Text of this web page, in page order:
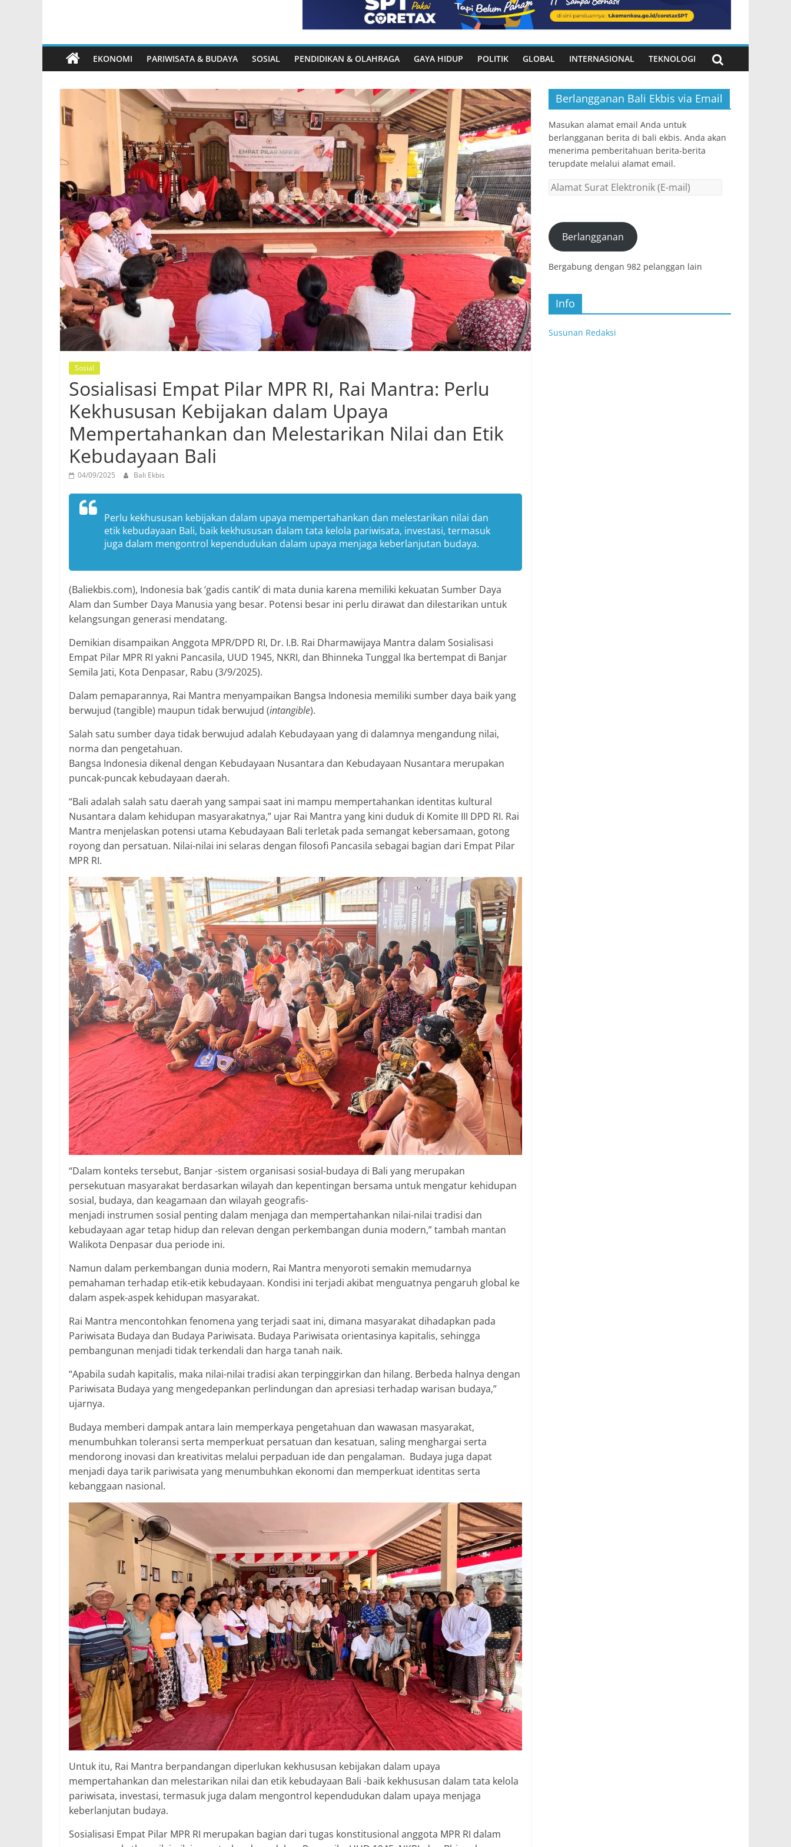
EKONOMI PARIWISATA & BUDAYA SOSIAL PENDIDIKAN & OLAHRAGA GAYA HIDUP POLITIK GLOBAL INTERNASIONAL TEKNOLOGI
Sosial
Sosialisasi Empat Pilar MPR RI, Rai Mantra: Perlu
Kekhususan Kebijakan dalam Upaya
Mempertahankan dan Melestarikan Nilai dan Etik
Kebudayaan Bali
04/09/2025 Bali Ekbis
Perlu kekhususan kebijakan dalam upaya mempertahankan dan melestarikan nilai dan
etik kebudayaan Bali, baik kekhususan dalam tata kelola pariwisata, investasi, termasuk
juga dalam mengontrol kependudukan dalam upaya menjaga keberlanjutan budaya.
(Baliekbis.com), Indonesia bak ‘gadis cantik’ di mata dunia karena memiliki kekuatan Sumber Daya
Alam dan Sumber Daya Manusia yang besar. Potensi besar ini perlu dirawat dan dilestarikan untuk
kelangsungan generasi mendatang.
Demikian disampaikan Anggota MPR/DPD RI, Dr. I.B. Rai Dharmawijaya Mantra dalam Sosialisasi
Empat Pilar MPR RI yakni Pancasila, UUD 1945, NKRI, dan Bhinneka Tunggal Ika bertempat di Banjar
Semila Jati, Kota Denpasar, Rabu (3/9/2025).
Dalam pemaparannya, Rai Mantra menyampaikan Bangsa Indonesia memiliki sumber daya baik yang
berwujud (tangible) maupun tidak berwujud (intangible).
Salah satu sumber daya tidak berwujud adalah Kebudayaan yang di dalamnya mengandung nilai,
norma dan pengetahuan.
Bangsa Indonesia dikenal dengan Kebudayaan Nusantara dan Kebudayaan Nusantara merupakan
puncak-puncak kebudayaan daerah.
“Bali adalah salah satu daerah yang sampai saat ini mampu mempertahankan identitas kultural
Nusantara dalam kehidupan masyarakatnya,” ujar Rai Mantra yang kini duduk di Komite III DPD RI. Rai
Mantra menjelaskan potensi utama Kebudayaan Bali terletak pada semangat kebersamaan, gotong
royong dan persatuan. Nilai-nilai ini selaras dengan filosofi Pancasila sebagai bagian dari Empat Pilar
MPR RI.
“Dalam konteks tersebut, Banjar -sistem organisasi sosial-budaya di Bali yang merupakan
persekutuan masyarakat berdasarkan wilayah dan kepentingan bersama untuk mengatur kehidupan
sosial, budaya, dan keagamaan dan wilayah geografis-
menjadi instrumen sosial penting dalam menjaga dan mempertahankan nilai-nilai tradisi dan
kebudayaan agar tetap hidup dan relevan dengan perkembangan dunia modern,” tambah mantan
Walikota Denpasar dua periode ini.
Namun dalam perkembangan dunia modern, Rai Mantra menyoroti semakin memudarnya
pemahaman terhadap etik-etik kebudayaan. Kondisi ini terjadi akibat menguatnya pengaruh global ke
dalam aspek-aspek kehidupan masyarakat.
Rai Mantra mencontohkan fenomena yang terjadi saat ini, dimana masyarakat dihadapkan pada
Pariwisata Budaya dan Budaya Pariwisata. Budaya Pariwisata orientasinya kapitalis, sehingga
pembangunan menjadi tidak terkendali dan harga tanah naik.
“Apabila sudah kapitalis, maka nilai-nilai tradisi akan terpinggirkan dan hilang. Berbeda halnya dengan
Pariwisata Budaya yang mengedepankan perlindungan dan apresiasi terhadap warisan budaya,”
ujarnya.
Budaya memberi dampak antara lain memperkaya pengetahuan dan wawasan masyarakat,
menumbuhkan toleransi serta memperkuat persatuan dan kesatuan, saling menghargai serta
mendorong inovasi dan kreativitas melalui perpaduan ide dan pengalaman. Budaya juga dapat
menjadi daya tarik pariwisata yang menumbuhkan ekonomi dan memperkuat identitas serta
kebanggaan nasional.
Untuk itu, Rai Mantra berpandangan diperlukan kekhususan kebijakan dalam upaya
mempertahankan dan melestarikan nilai dan etik kebudayaan Bali -baik kekhususan dalam tata kelola
pariwisata, investasi, termasuk juga dalam mengontrol kependudukan dalam upaya menjaga
keberlanjutan budaya.
Sosialisasi Empat Pilar MPR RI merupakan bagian dari tugas konstitusional anggota MPR RI dalam
Berlangganan Bali Ekbis via Email
Masukan alamat email Anda untuk
berlangganan berita di bali ekbis. Anda akan
menerima pemberitahuan berita-berita
terupdate melalui alamat email.
Alamat
(E-
mail)Berlangganan
Bergabung dengan 982 pelanggan lain
Info
Susunan Redaksi